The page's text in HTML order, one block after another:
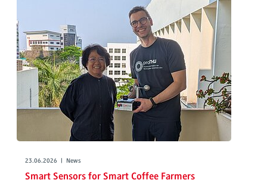
23.06.2026 | News
Smart Sensors for Smart Coffee Farmers